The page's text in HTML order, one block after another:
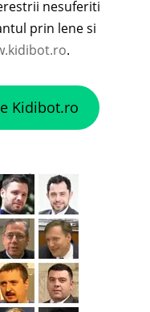
nesuferiti
prin lene si
.
Kidibot.ro